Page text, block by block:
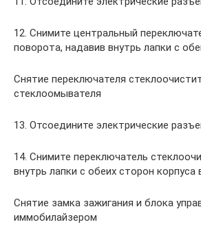
12. Снимите центральный
поворота, надавив внутрь лапки с
Снятие переключателя
стеклоомывателя
13. Отсоедините электрические
14. Снимите переключатель
внутрь лапки с обеих сторон корпуса
Снятие замка зажигания и блока
иммобилайзером